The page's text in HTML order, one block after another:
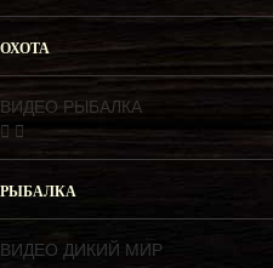
ОХОТА
ВИДЕО РЫБАЛКА
РЫБАЛКА
ВИДЕО ДИКИЙ МИР